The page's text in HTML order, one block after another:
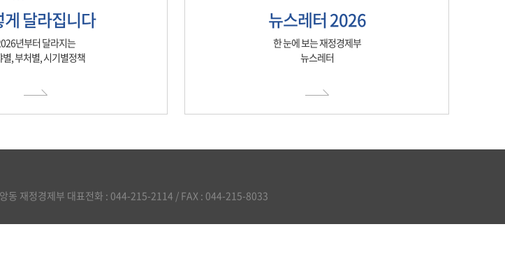
게 달라집니다
년부터 달라지는
, 부처별, 시기별정책
뉴스레터 2026
한 눈에 보는 재정경제부
뉴스레터
동 재정경제부 대표전화 : 044-215-2114 / FAX : 044-215-8033